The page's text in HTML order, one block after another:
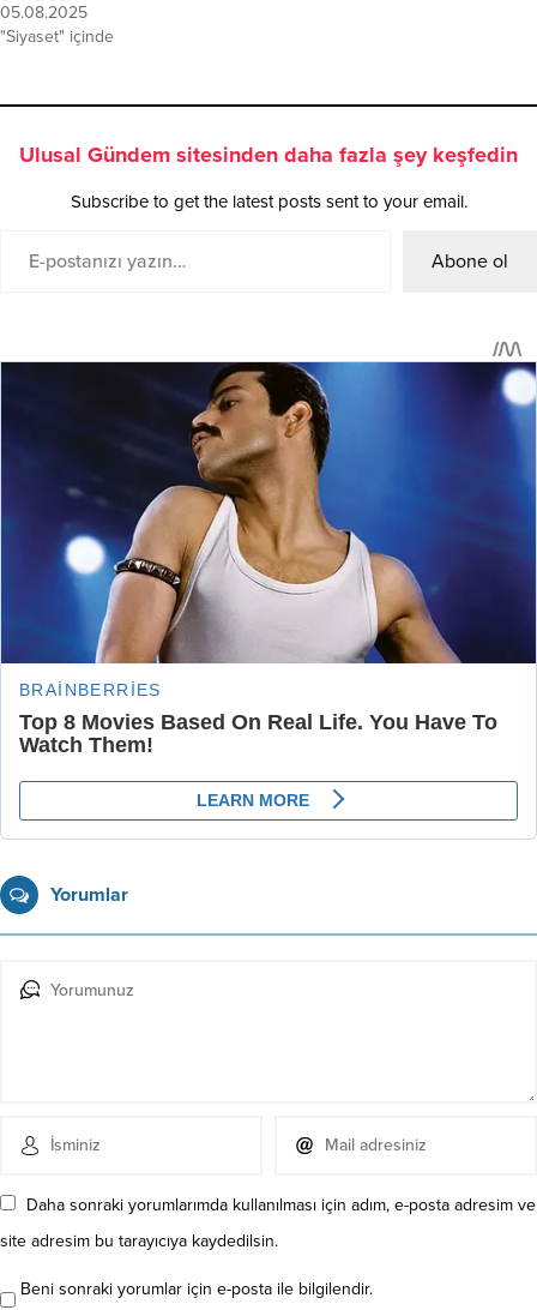
05.08.2025
"Siyaset" içinde
Ulusal Gündem sitesinden daha fazla şey keşfedin
Subscribe to get the latest posts sent to your email.
Abone ol
Yorumlar
Daha sonraki yorumlarımda kullanılması için adım, e-posta adresim ve
site adresim bu tarayıcıya kaydedilsin.
Beni sonraki yorumlar için e-posta ile bilgilendir.